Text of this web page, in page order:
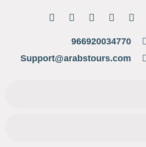
966920034770
Support@arabstours.com